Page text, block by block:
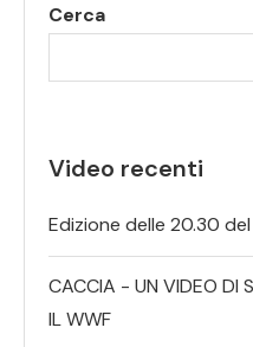
Cerca
Video recenti
Edizione delle 20.30
CACCIA - UN VIDEO DI
IL WWF